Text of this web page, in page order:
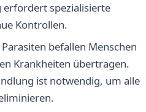
spezialisierte
Kontrollen.
Parasiten befallen Menschen
Krankheiten übertragen.
ist notwendig, um alle